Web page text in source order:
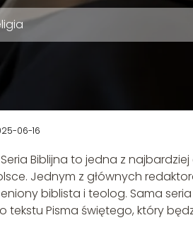
06-16
Biblijna to jedna z
Jednym z głównych
biblista i teolog. Sama
tekstu Pisma świętego, który